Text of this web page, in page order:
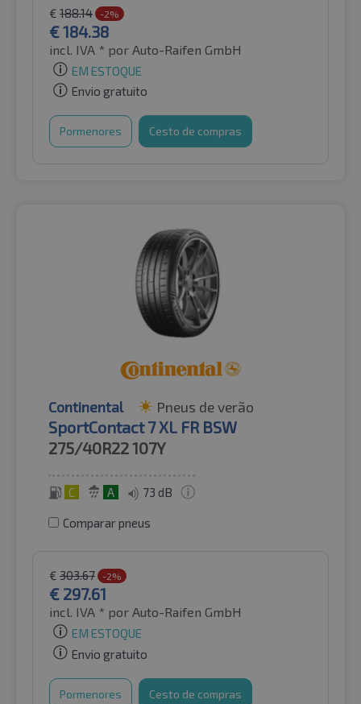
€ 188.14 -2%
€184.38
incl. IVA * por Auto-Raifen GmbH
EM ESTOQUE
Envio gratuito
Pormenores Cesto de compras
Continental Pneus de verão
SportContact 7 XL FR BSW
275/40R22107Y
C A 73 dB
Comparar pneus
€ 303.67 -2%
€ 297.61
incl. IVA * por Auto-Raifen GmbH
EM ESTOQUE
Envio gratuito
Pormenores Cesto de compras